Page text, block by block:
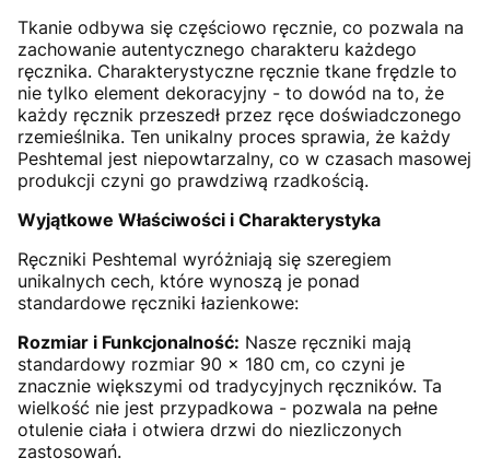
Tkanie odbywa się częściowo ręcznie, co pozwala na
zachowanie autentycznego charakteru każdego
ręcznika. Charakterystyczne ręcznie tkane frędzle to
nie tylko element dekoracyjny - to dowód na to, że
każdy ręcznik przeszedł przez ręce doświadczonego
rzemieślnika. Ten unikalny proces sprawia, że każdy
Peshtemal jest niepowtarzalny, co w czasach masowej
produkcji czyni go prawdziwą rzadkością.
Wyjątkowe Właściwości i Charakterystyka
Ręczniki Peshtemal wyróżniają się szeregiem
unikalnych cech, które wynoszą je ponad
standardowe ręczniki łazienkowe:
Rozmiar i Funkcjonalność: Nasze ręczniki mają
standardowy rozmiar 90 x 180 cm, co czyni je
znacznie większymi od tradycyjnych ręczników. Ta
wielkość nie jest przypadkowa - pozwala na pełne
otulenie ciała i otwiera drzwi do niezliczonych
zastosowań.